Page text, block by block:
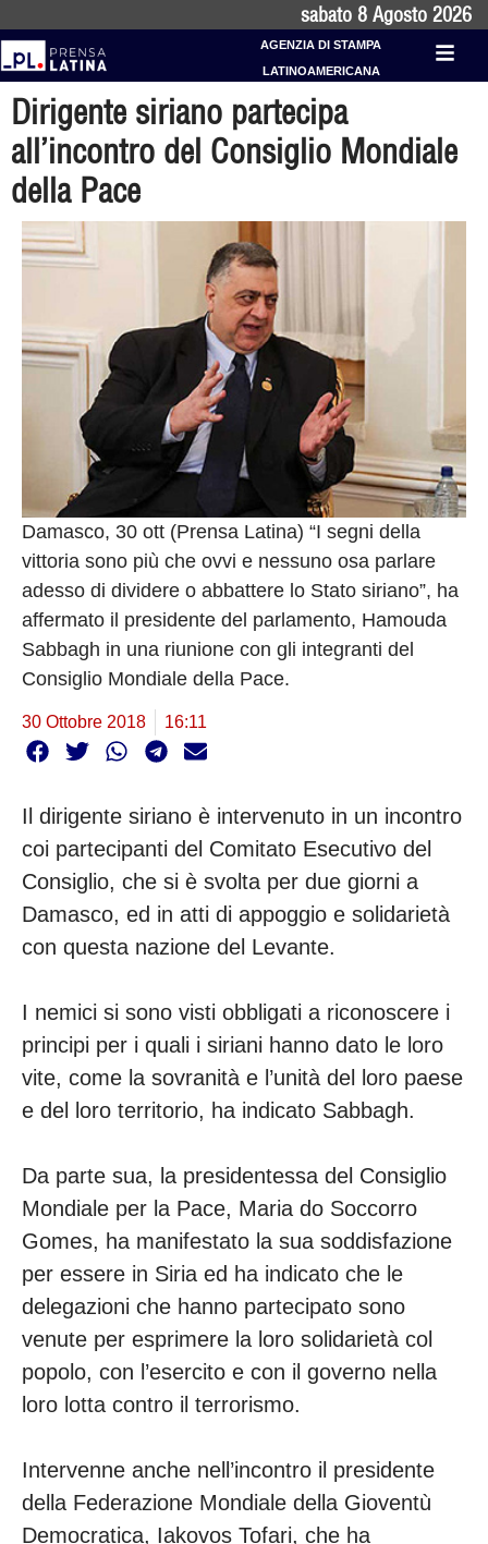
sabato 8 Agosto 2026
AGENZIA DI STAMPA
LATINOAMERICANA
Dirigente siriano partecipa
all’incontro del Consiglio Mondiale
della Pace
Damasco, 30 ott (Prensa Latina) “I segni della
vittoria sono più che ovvi e nessuno osa parlare
adesso di dividere o abbattere lo Stato siriano”, ha
affermato il presidente del parlamento, Hamouda
Sabbagh in una riunione con gli integranti del
Consiglio Mondiale della Pace.
30 Ottobre 2018 16:11
Il dirigente siriano è intervenuto in un incontro
coi partecipanti del Comitato Esecutivo del
Consiglio, che si è svolta per due giorni a
Damasco, ed in atti di appoggio e solidarietà
con questa nazione del Levante.
I nemici si sono visti obbligati a riconoscere i
principi per i quali i siriani hanno dato le loro
vite, come la sovranità e l’unità del loro paese
e del loro territorio, ha indicato Sabbagh.
Da parte sua, la presidentessa del Consiglio
Mondiale per la Pace, Maria do Soccorro
Gomes, ha manifestato la sua soddisfazione
per essere in Siria ed ha indicato che le
delegazioni che hanno partecipato sono
venute per esprimere la loro solidarietà col
popolo, con l’esercito e con il governo nella
loro lotta contro il terrorismo.
Intervenne anche nell’incontro il presidente
della Federazione Mondiale della Gioventù
Democratica, Iakovos Tofari, che ha